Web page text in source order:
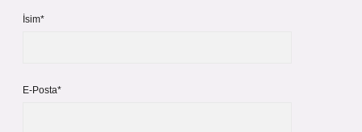
İsim*
E-Posta*